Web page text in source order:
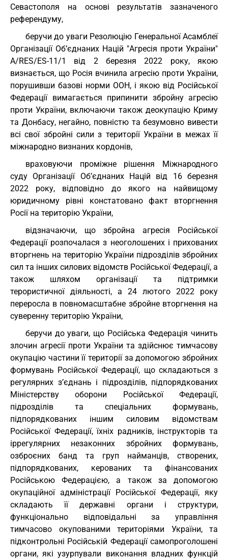
Севастополя на основі результатів зазначеного
референдуму,
беручи до уваги Резолюцію Генеральної Асамблеї
Організації Об’єднаних Націй "Агресія проти України"
A/RES/ES-11/1 від 2 березня 2022 року, якою
визнається, що Росія вчинила агресію проти України,
порушивши базові норми ООН, і якою від Російської
Федерації вимагається припинити збройну агресію
проти України, включаючи також деокупацію Криму
та Донбасу, негайно, повністю та безумовно вивести
всі свої збройні сили з території України в межах її
міжнародно визнаних кордонів,
враховуючи проміжне рішення Міжнародного
суду Організації Об’єднаних Націй від 16 березня
2022 року, відповідно до якого на найвищому
юридичному рівні констатовано факт вторгнення
Росії на територію України,
відзначаючи, що збройна агресія Російської
Федерації розпочалася з неоголошених і прихованих
вторгнень на територію України підрозділів збройних
сил та інших силових відомств Російської Федерації, а
також шляхом організації та підтримки
терористичної діяльності, а 24 лютого 2022 року
переросла в повномасштабне збройне вторгнення на
суверенну територію України,
беручи до уваги, що Російська Федерація чинить
злочин агресії проти України та здійснює тимчасову
окупацію частини її території за допомогою збройних
формувань Російської Федерації, що складаються з
регулярних з’єднань і підрозділів, підпорядкованих
Міністерству оборони Російської Федерації,
підрозділів та спеціальних формувань,
підпорядкованих іншим силовим відомствам
Російської Федерації, їхніх радників, інструкторів та
іррегулярних незаконних збройних формувань,
озброєних банд та груп найманців, створених,
підпорядкованих, керованих та фінансованих
Російською Федерацією, а також за допомогою
окупаційної адміністрації Російської Федерації, яку
складають її державні органи і структури,
функціонально відповідальні за управління
тимчасово окупованими територіями України, та
підконтрольні Російській Федерації самопроголошені
органи, які узурпували виконання владних функцій